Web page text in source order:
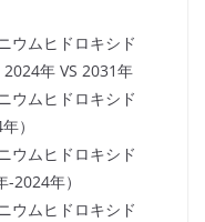
ウムヒドロキシド
2024年 VS 2031年
ウムヒドロキシド
）
ウムヒドロキシド
2024年）
ウムヒドロキシド